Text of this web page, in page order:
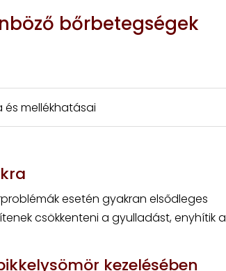
bőrbetegségek
és mellékhatásai
esetén gyakran elsődleges
csökkenteni a gyulladást, enyhítik a
kezelésében